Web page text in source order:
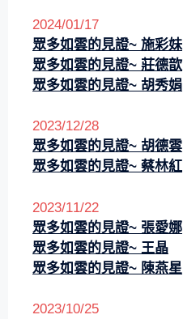
2024/01/17
眾多如雲的見證~ 施彩妹
眾多如雲的見證~ 莊德歆
眾多如雲的見證~ 胡秀娟
2023/12/28
眾多如雲的見證~ 胡德雲
眾多如雲的見證~ 蔡林紅
2023/11/22
眾多如雲的見證~ 張愛娜
眾多如雲的見證~ 王晶
眾多如雲的見證~ 陳燕星
2023/10/25